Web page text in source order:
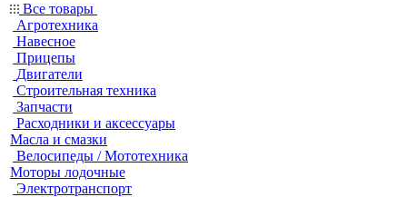
Все товары
Агротехника
Навесное
Прицепы
Двигатели
Строительная техника
Запчасти
Расходники и аксессуары
Масла и смазки
Велосипеды / Мототехника
Моторы лодочные
Электротранспорт